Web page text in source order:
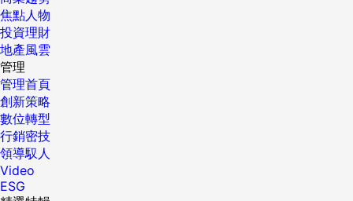
焦點人物
投資理財
地產風雲
管理
管理首頁
創新策略
數位轉型
行銷密技
領導馭人
Video
ESG